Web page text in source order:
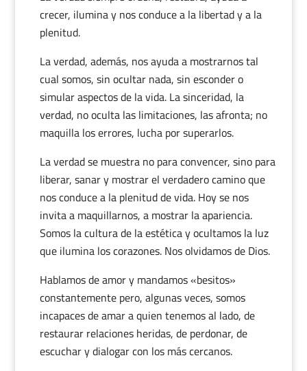
crecer, ilumina y nos conduce a la libertad y a la
plenitud.
La verdad, además, nos ayuda a mostrarnos tal
cual somos, sin ocultar nada, sin esconder o
simular aspectos de la vida. La sinceridad, la
verdad, no oculta las limitaciones, las afronta; no
maquilla los errores, lucha por superarlos.
La verdad se muestra no para convencer, sino para
liberar, sanar y mostrar el verdadero camino que
nos conduce a la plenitud de vida. Hoy se nos
invita a maquillarnos, a mostrar la apariencia.
Somos la cultura de la estética y ocultamos la luz
que ilumina los corazones. Nos olvidamos de Dios.
Hablamos de amor y mandamos «besitos»
constantemente pero, algunas veces, somos
incapaces de amar a quien tenemos al lado, de
restaurar relaciones heridas, de perdonar, de
escuchar y dialogar con los más cercanos.